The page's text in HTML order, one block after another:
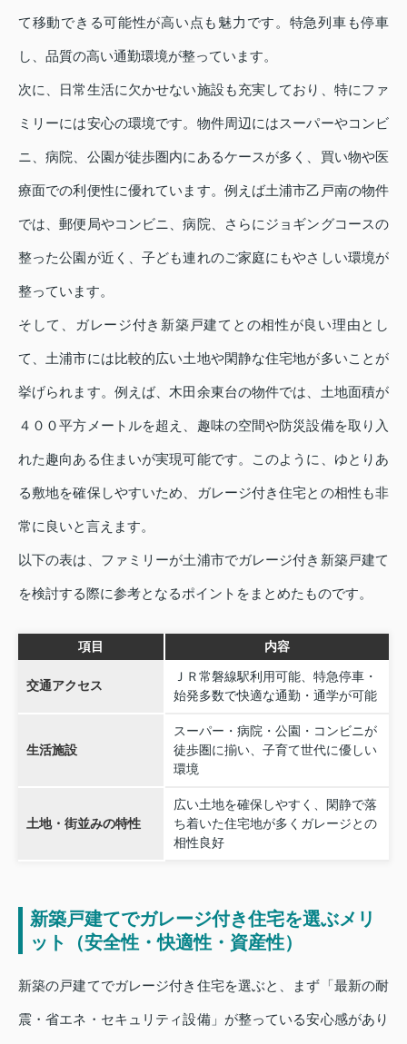
て移動できる可能性が高い点も魅力です。特急列車も停車
し、品質の高い通勤環境が整っています。
次に、日常生活に欠かせない施設も充実しており、特にファ
ミリーには安心の環境です。物件周辺にはスーパーやコンビ
ニ、病院、公園が徒歩圏内にあるケースが多く、買い物や医
療面での利便性に優れています。例えば土浦市乙戸南の物件
では、郵便局やコンビニ、病院、さらにジョギングコースの
整った公園が近く、子ども連れのご家庭にもやさしい環境が
整っています。
そして、ガレージ付き新築戸建てとの相性が良い理由とし
て、土浦市には比較的広い土地や閑静な住宅地が多いことが
挙げられます。例えば、木田余東台の物件では、土地面積が
４００平方メートルを超え、趣味の空間や防災設備を取り入
れた趣向ある住まいが実現可能です。このように、ゆとりあ
る敷地を確保しやすいため、ガレージ付き住宅との相性も非
常に良いと言えます。
以下の表は、ファミリーが土浦市でガレージ付き新築戸建て
を検討する際に参考となるポイントをまとめたものです。
項目 内容
交通アクセス
ＪＲ常磐線駅利用可能、特急停車・
始発多数で快適な通勤・通学が可能
生活施設
スーパー・病院・公園・コンビニが
徒歩圏に揃い、子育て世代に優しい
環境
土地・街並みの特性
広い土地を確保しやすく、閑静で落
ち着いた住宅地が多くガレージとの
相性良好
新築戸建てでガレージ付き住宅を選ぶメリ
ット（安全性・快適性・資産性）
新築の戸建てでガレージ付き住宅を選ぶと、まず「最新の耐
震・省エネ・セキュリティ設備」が整っている安心感があり